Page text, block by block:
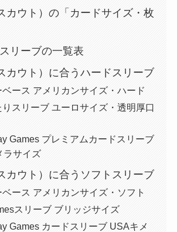
カウト）の「カードサイズ・枚
リーブの一覧表
カウト）に合うハードスリーブ
ース アメリカンサイズ・ハード
スリーブ ユーロサイズ・透明厚口
Games プレミアムカードスリーブ
ラサイズ
カウト）に合うソフトスリーブ
ース アメリカンサイズ・ソフト
スリーブ ブリッジサイズ
Games カードスリーブ USAキメ